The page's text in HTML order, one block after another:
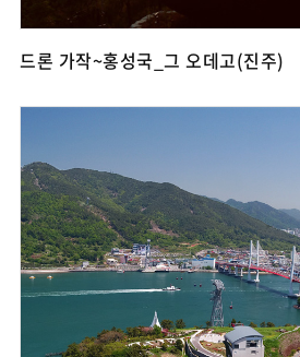
드론 가작~홍성국_그 오데고(진주)